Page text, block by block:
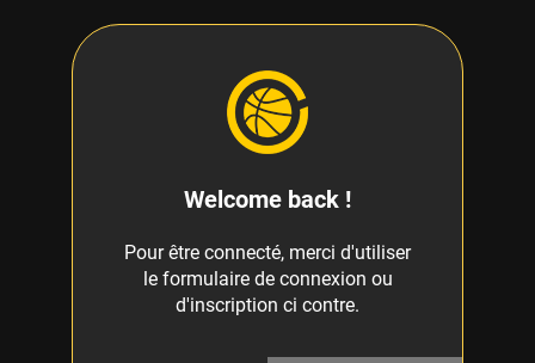
Welcome back !
Pour être connecté, merci d'utiliser
le formulaire de connexion ou
d'inscription ci contre.